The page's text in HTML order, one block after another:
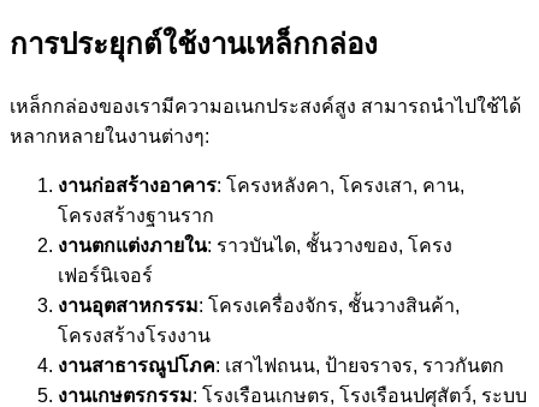
การประยุกต์ใช้งานเหล็กกล่อง
เหล็กกล่องของเรามีความอเนกประสงค์สูง สามารถนำไปใช้ได้
หลากหลายในงานต่างๆ:
งานก่อสร้างอาคาร: โครงหลังคา, โครงเสา, คาน,
โครงสร้างฐานราก
งานตกแต่งภายใน: ราวบันได, ชั้นวางของ, โครง
เฟอร์นิเจอร์
งานอุตสาหกรรม: โครงเครื่องจักร, ชั้นวางสินค้า,
โครงสร้างโรงงาน
งานสาธารณูปโภค: เสาไฟถนน, ป้ายจราจร, ราวกันตก
งานเกษตรกรรม: โรงเรือนเกษตร, โรงเรือนปศุสัตว์, ระบบ